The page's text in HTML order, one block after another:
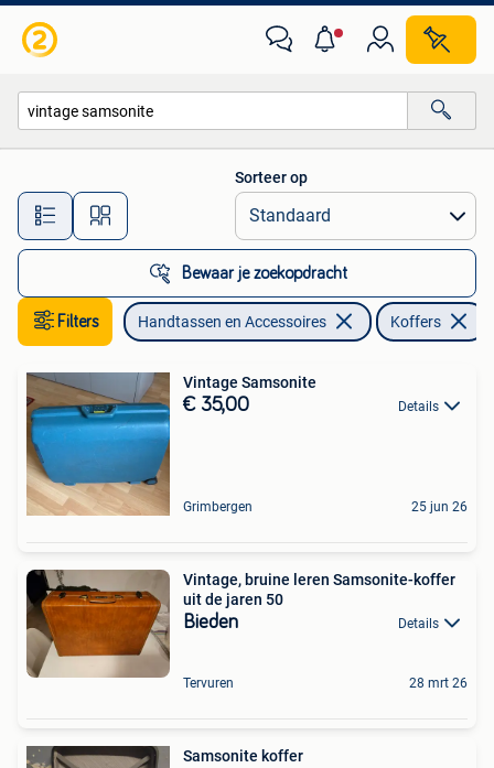
Alle afstanden…
Sorteer op
Bewaar je zoekopdracht
Filters Handtassen en Accessoires Koffers
Vintage Samsonite
€ 35,00 Details
Grimbergen 25 jun 26
Vintage, bruine leren Samsonite-koffer
uit de jaren 50
Bieden Details
Tervuren 28 mrt 26
Samsonite koffer